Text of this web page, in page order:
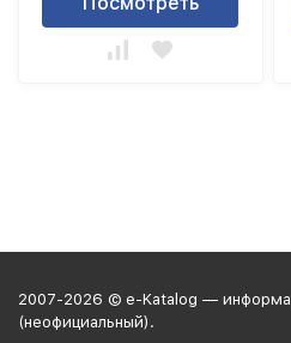
2007-2026 © e-Katalog —
(неофициальный).